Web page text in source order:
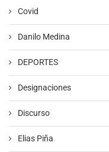
Covid
Danilo Medina
DEPORTES
Designaciones
Discurso
Elias Piña